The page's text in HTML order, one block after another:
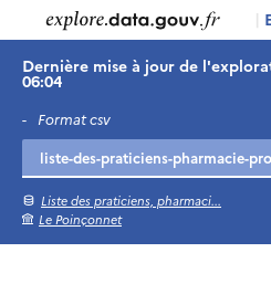
|
Dernière mise à jour de
06:04
- Format csv
Liste des praticiens, pharmaci...
Le Poinçonnet